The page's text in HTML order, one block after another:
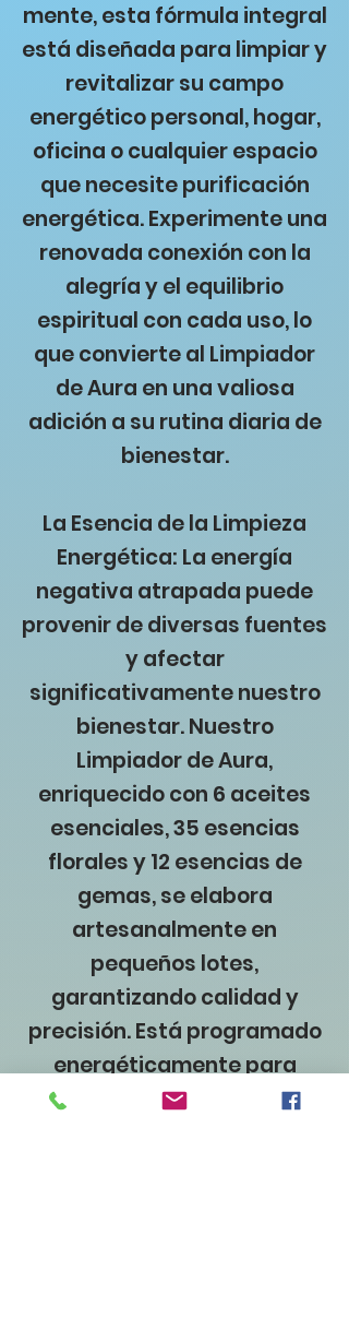
mente, esta fórmula integral
está diseñada para limpiar y
revitalizar su campo
energético personal, hogar,
oficina o cualquier espacio
que necesite purificación
energética. Experimente una
renovada conexión con la
alegría y el equilibrio
espiritual con cada uso, lo
que convierte al Limpiador
de Aura en una valiosa
adición a su rutina diaria de
bienestar.
La Esencia de la Limpieza
Energética: La energía
negativa atrapada puede
provenir de diversas fuentes
y afectar
significativamente nuestro
bienestar. Nuestro
Limpiador de Aura,
enriquecido con 6 aceites
esenciales, 35 esencias
florales y 12 esencias de
gemas, se elabora
artesanalmente en
pequeños lotes,
garantizando calidad y
precisión. Está programado
energéticamente para
detectar y eliminar la